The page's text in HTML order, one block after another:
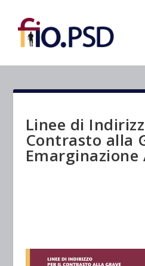
Linee di
Contrasto alla
Emarginazione